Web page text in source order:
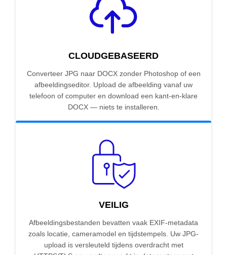
CLOUDGEBASEERD
Converteer JPG naar DOCX zonder Photoshop of een
afbeeldingseditor. Upload de afbeelding vanaf uw
telefoon of computer en download een kant-en-klare
DOCX — niets te installeren.
VEILIG
Afbeeldingsbestanden bevatten vaak EXIF-metadata
zoals locatie, cameramodel en tijdstempels. Uw JPG-
upload is versleuteld tijdens overdracht met